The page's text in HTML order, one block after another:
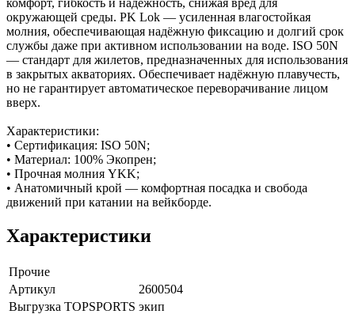
комфорт, гибкость и надёжность, снижая вред для
окружающей среды. PK Lok — усиленная влагостойкая
молния, обеспечивающая надёжную фиксацию и долгий срок
службы даже при активном использовании на воде. ISO 50N
— стандарт для жилетов, предназначенных для использования
в закрытых акваториях. Обеспечивает надёжную плавучесть,
но не гарантирует автоматическое переворачивание лицом
вверх.
Характеристики:
• Сертификация: ISO 50N;
• Материал: 100% Экопрен;
• Прочная молния YKK;
• Анатомичный крой — комфортная посадка и свобода
движений при катании на вейкборде.
Характеристики
Прочие
Артикул
2600504
Выгрузка TOPSPORTS экип